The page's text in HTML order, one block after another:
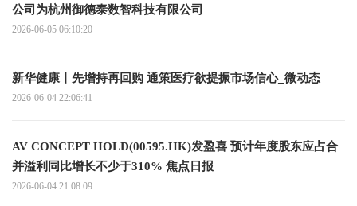
公司为杭州御德泰数智科技有限公司
2026-06-05 06:10:20
新华健康丨先增持再回购 通策医疗欲提振市场信心_微动态
2026-06-04 22:06:41
AV CONCEPT HOLD(00595.HK)发盈喜 预计年度股东应占合
并溢利同比增长不少于310% 焦点日报
2026-06-04 21:08:09